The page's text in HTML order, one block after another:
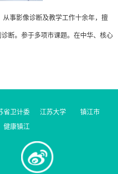
从事影像诊断及教学工作十余年，擅
断。参于多项市课题。在中华、核心
省卫计委 江苏大学
镇江市
健康镇江